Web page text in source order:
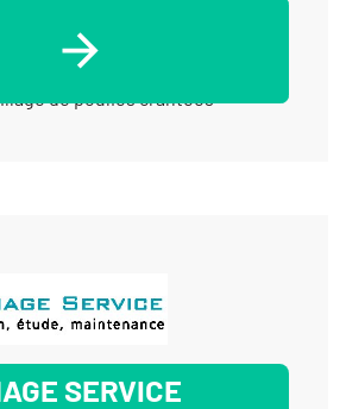
de pignons à denture droite -
coniques - Taillage de pignons
de poulies crantées
SERVICE